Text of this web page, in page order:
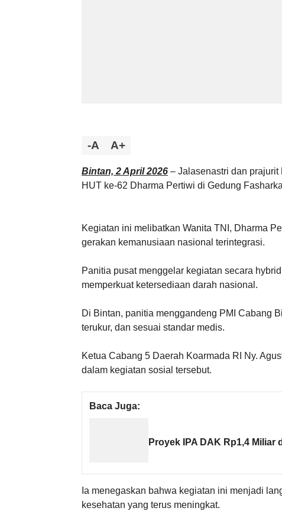
-A A+
Bintan, 2 April 2026 – Jalasenastri dan
HUT ke-62 Dharma Pertiwi di Gedung
Kegiatan ini melibatkan Wanita TNI, Dharma
gerakan kemanusiaan nasional terintegrasi.
Panitia pusat menggelar kegiatan secara
memperkuat ketersediaan darah nasional.
Di Bintan, panitia menggandeng PMI Cabang
terukur, dan sesuai standar medis.
Ketua Cabang 5 Daerah Koarmada RI Ny.
dalam kegiatan sosial tersebut.
Baca Juga:
Proyek IPA DAK Rp1,4
Ia menegaskan bahwa kegiatan ini menjadi
kesehatan yang terus meningkat.